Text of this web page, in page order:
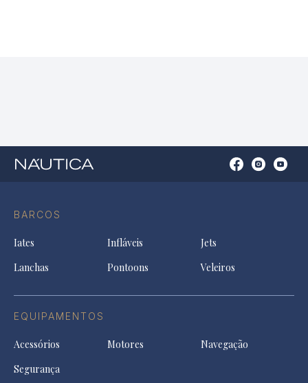
BARCOS
Iates Infláveis
Jets
Lanchas
Pontoons Veleiros
EQUIPAMENTOS
Acessórios Motores
Navegação
Segurança
OpenOpenOpen